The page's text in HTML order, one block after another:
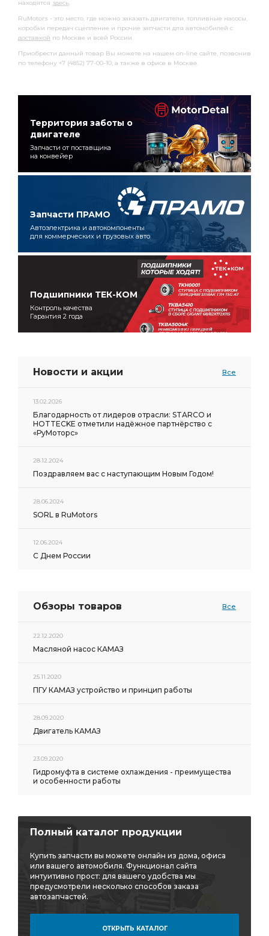
находятся здесь.
RuMotors - это место, где можно заказать двигатели, топливные насосы,
коробки передач сцепление и прочие запчасти для автомобилей с
доставкой по Москве и всей России.
Приобрести данный товар Вы можете на нашем on-line сайте, позвонив
по телефону +7 (4852) 77-00-10, а также в офисе в Москве.
Территория заботы о
двигателе
Запчасти от поставщика
на конвейер
Запчасти ПРАМО
Автоэлектрика и автокомпоненты
для коммерческих и грузовых авто
Подшипники ТЕК-КОМ
Контроль качества
Гарантия 2 года
Новости и акции Все
13.02.2026
Благодарность от лидеров отрасли: STARCO и
HOTTECKE отметили надёжное партнёрство с
«РуМоторс»
28.12.2024
Поздравляем вас с наступающим Новым Годом!
28.06.2024
SORL в RuMotors
12.06.2024
С Днем России
Обзоры товаров Все
22.12.2020
Масляной насос КАМАЗ
25.11.2020
ПГУ КАМАЗ устройство и принцип работы
28.09.2020
Двигатель КАМАЗ
23.09.2020
Гидромуфта в системе охлаждения - преимущества
и особенности работы
Полный каталог продукции
Купить запчасти вы можете онлайн из дома, офиса
или вашего автомобиля. Функционал сайта
интуитивно прост: для вашего удобства мы
предусмотрели несколько способов заказа
автозапчастей.
ОТКРЫТЬ КАТАЛОГ